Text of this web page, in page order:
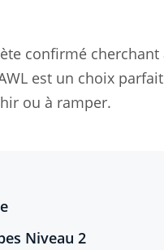
confirmé cherchant
est un choix
ou à ramper.
Niveau 2